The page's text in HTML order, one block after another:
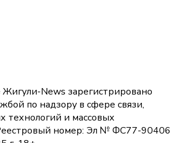
News зарегистрировано
по надзору в сфере связи,
и массовых
номер: Эл № ФС77-90406